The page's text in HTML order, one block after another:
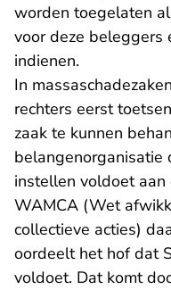
worden toegelaten
voor deze beleggers
indienen.
In
rechters eerst
zaak te kunnen
belangenorganisatie
instellen voldoet
WAMCA (Wet
collectieve acties)
oordeelt het hof dat
voldoet. Dat komt